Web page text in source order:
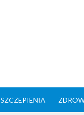
SZCZEPIENIA